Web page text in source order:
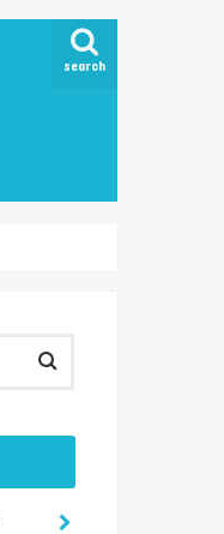
search